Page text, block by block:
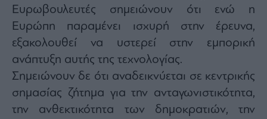
By
submitting
your
you
agree
to
our
and
Ευρωβουλευτές σημειώνουν ότι ενώ η
Ευρώπη παραμένει ισχυρή στην έρευνα,
εξακολουθεί να υστερεί στην εμπορική
ανάπτυξη αυτής της τεχνολογίας.
Σημειώνουν δε ότι αναδεικνύεται σε κεντρικής
σημασίας ζήτημα για την ανταγωνιστικότητα,
την ανθεκτικότητα των δημοκρατιών, την